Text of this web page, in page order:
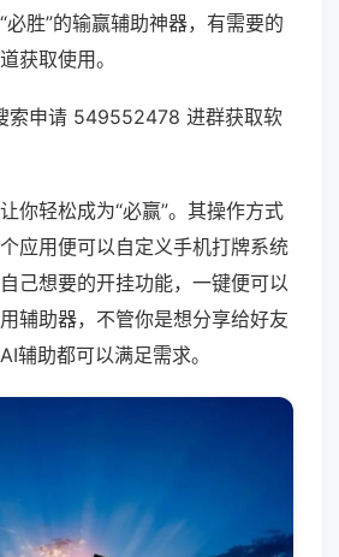
必胜”的输赢辅助神器，有需要的
获取使用。
索申请 549552478 进群获取软
你轻松成为“必赢”。其操作方式
应用便可以自定义手机打牌系统
己想要的开挂功能，一键便可以
辅助器，不管你是想分享给好友
辅助都可以满足需求。